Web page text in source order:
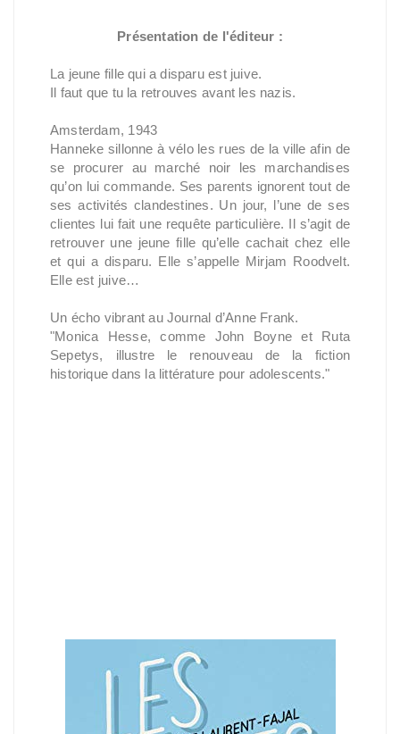
Présentation de l'éditeur :
La jeune fille qui a disparu est juive.
Il faut que tu la retrouves avant les nazis.
Amsterdam, 1943
Hanneke sillonne à vélo les rues de la ville afin de
se procurer au marché noir les marchandises
qu’on lui commande. Ses parents ignorent tout de
ses activités clandestines. Un jour, l’une de ses
clientes lui fait une requête particulière. Il s’agit de
retrouver une jeune fille qu’elle cachait chez elle
et qui a disparu. Elle s’appelle Mirjam Roodvelt.
Elle est juive…
Un écho vibrant au Journal d’Anne Frank.
"Monica Hesse, comme John Boyne et Ruta
Sepetys, illustre le renouveau de la fiction
historique dans la littérature pour adolescents."